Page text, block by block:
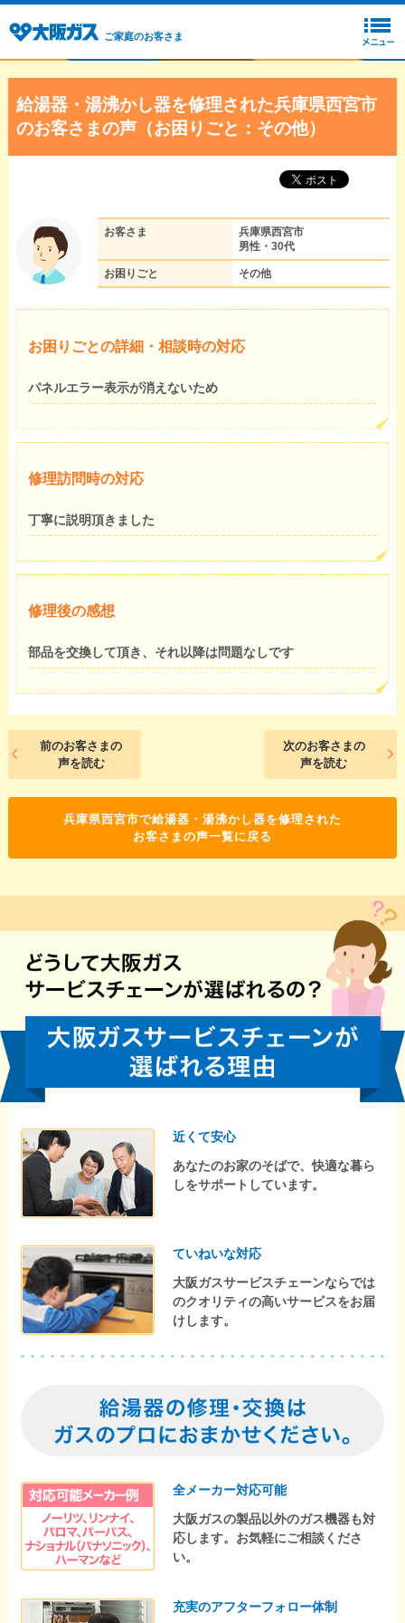
ご家庭のお客さま
給湯器・湯沸かし器を修理された兵庫県西宮市
のお客さまの声（お困りごと：その他）
お客さま
兵庫県西宮市
男性・30代
お困りごと その他
お困りごとの詳細・相談時の対応
パネルエラー表示が消えないため
修理訪問時の対応
丁寧に説明頂きました
修理後の感想
部品を交換して頂き、それ以降は問題なしです
前のお客さまの
声を読む
次のお客さまの
声を読む
兵庫県西宮市で給湯器・湯沸かし器を修理された
お客さまの声一覧に戻る
近くて安心
あなたのお家のそばで、快適な暮ら
しをサポートしています。
ていねいな対応
大阪ガスサービスチェーンならでは
のクオリティの高いサービスをお届
けします。
全メーカー対応可能
大阪ガスの製品以外のガス機器も対
応します。お気軽にご相談くださ
い。
充実のアフターフォロー体制